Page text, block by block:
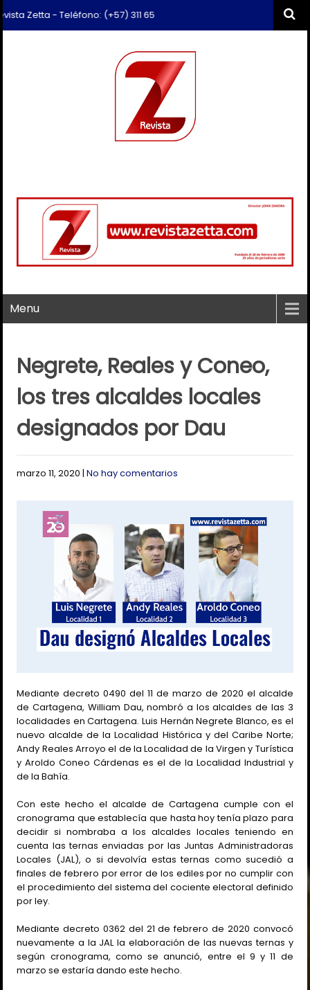
Zetta - Teléfono: (+57) 311 659 6374 - Correo:
Menu
Negrete, Reales y Coneo,
los tres alcaldes locales
designados por Dau
marzo 11, 2020 |No hay comentarios
Mediante decreto 0490 del 11 de marzo de 2020 el alcalde
de Cartagena, William Dau, nombró a los alcaldes de las 3
localidades en Cartagena. Luis Hernán Negrete Blanco, es el
nuevo alcalde de la Localidad Histórica y del Caribe Norte;
Andy Reales Arroyo el de la Localidad de la Virgen y Turística
y Aroldo Coneo Cárdenas es el de la Localidad Industrial y
de la Bahía.
Con este hecho el alcalde de Cartagena cumple con el
cronograma que establecía que hasta hoy tenía plazo para
decidir si nombraba a los alcaldes locales teniendo en
cuenta las ternas enviadas por las Juntas Administradoras
Locales (JAL), o si devolvía estas ternas como sucedió a
finales de febrero por error de los ediles por no cumplir con
el procedimiento del sistema del cociente electoral definido
por ley.
Mediante decreto 0362 del 21 de febrero de 2020 convocó
nuevamente a la JAL la elaboración de las nuevas ternas y
según cronograma, como se anunció, entre el 9 y 11 de
marzo se estaría dando este hecho.